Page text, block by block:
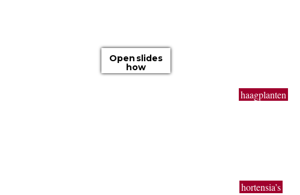
Open slides
how
haagplanten
hortensia’s